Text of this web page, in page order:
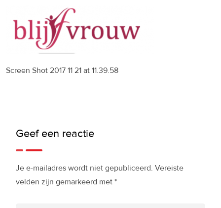
Screen Shot 2017 11 21 at 11.39.58
Geef een reactie
Je e-mailadres wordt niet gepubliceerd. Vereiste
velden zijn gemarkeerd met *